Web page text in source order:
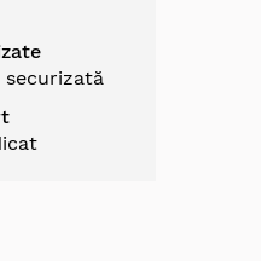
securizată